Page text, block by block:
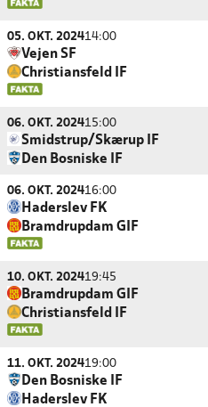
05. OKT. 202414:00
Vejen SF
Christiansfeld IF
06. OKT. 202415:00
Smidstrup/Skærup IF
Den Bosniske IF
06. OKT. 202416:00
Haderslev FK
Bramdrupdam GIF
10. OKT. 202419:45
Bramdrupdam GIF
Christiansfeld IF
11. OKT. 202419:00
Den Bosniske IF
Haderslev FK